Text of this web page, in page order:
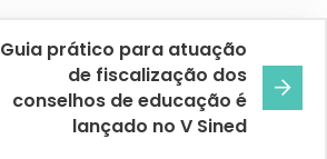
Guia prático para atuação
de fiscalização dos
conselhos de educação é
lançado no V Sined